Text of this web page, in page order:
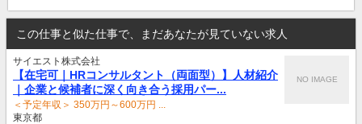
この仕事と似た仕事で、まだあなたが見ていない求人
サイエスト株式会社
【在宅可｜HRコンサルタント（両面型）】人材紹介
｜企業と候補者に深く向き合う採用パー...
＜予定年収＞ 350万円～600万円 ...
東京都
NO IMAGE